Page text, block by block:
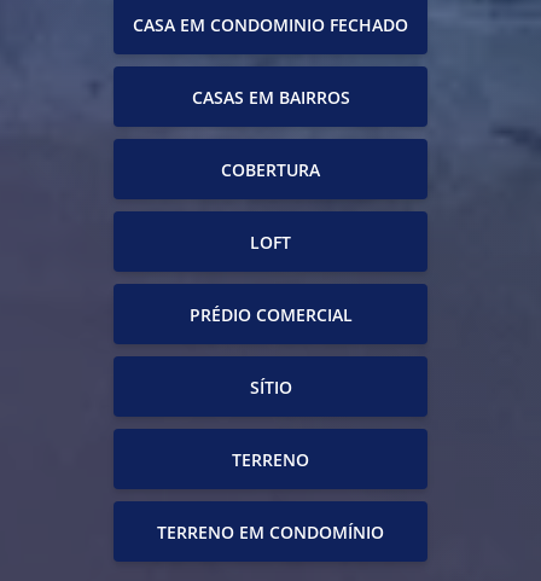
CASA EM CONDOMINIO FECHADO
CASAS EM BAIRROS
COBERTURA
LOFT
PRÉDIO COMERCIAL
SÍTIO
TERRENO
TERRENO EM CONDOMÍNIO